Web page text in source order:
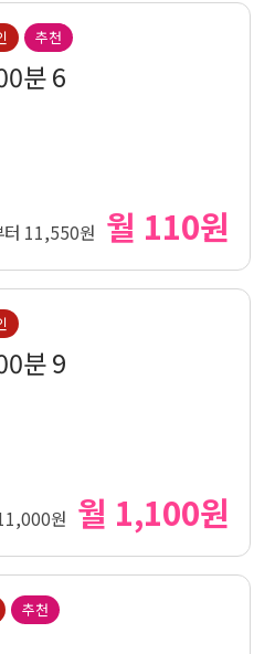
추천
분 6
터 11,550원 월 110원
분 9
원 월 1,100원
추천